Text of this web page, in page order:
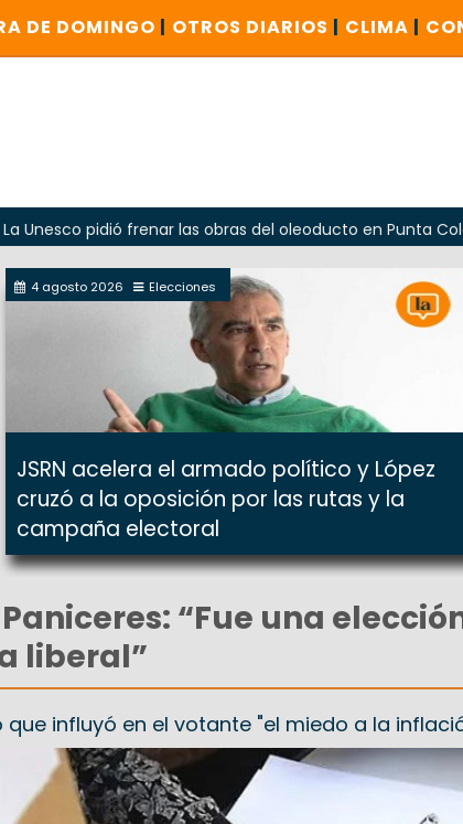
DE DOMINGO | OTROS DIARIOS | CLIMA |
pidió frenar las obras del oleoducto en Punta Colorada
4 agosto 2026 Elecciones
JSRN acelera el armado político y López
cruzó a la oposición por las rutas y la
campaña electoral
“Fue una
liberal”
influyó en el votante "el miedo a la